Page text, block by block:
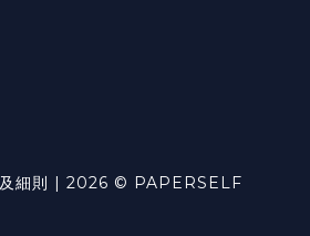
細則 | 2026 © PAPERSELF